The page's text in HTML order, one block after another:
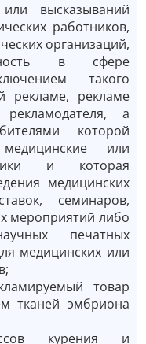
высказываний
работников,
организаций,
в сфере
такого
рекламе, рекламе
рекламодателя, а
которой
или
и которая
медицинских
семинаров,
мероприятий либо
печатных
медицинских или
товар
тканей эмбриона
курения и